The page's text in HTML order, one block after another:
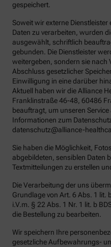
gespeichert.
Soweit wir externe
Daten zu verarbeiten, wurden
ausgewählt, schriftlich
gebunden. Die Dienstleister
weitergeben, sondern sie nach
Abschluss gesetzlicher
Einwilligung in eine darüber
Aktuell haben wir die Alliance
Franklinstraße 46-48, 60486
beauftragt, um unseren
Informationen zum
datenschutz@alliance-
Sie haben die Möglichkeit,
abgebildeten, sensiblen Daten
Textmitteilungen zu erstellen
Die Verarbeitung der uns
Grundlage von Art. 6 Abs. 1 lit.
i.V.m. § 22 Abs. 1 Nr. 1 lit. b
die Bestellung zu bearbeiten.
Wir speichern Ihre
gesetzliche Aufbewahrungs-